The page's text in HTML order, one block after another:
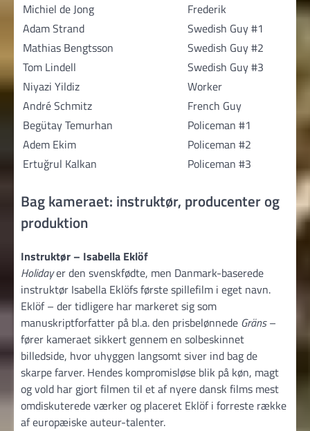
Michiel de Jong
Frederik
Adam Strand
Swedish Guy #1
Mathias Bengtsson
Swedish Guy #2
Tom Lindell
Swedish Guy #3
Niyazi Yildiz
Worker
André Schmitz
French Guy
Begütay Temurhan
Policeman #1
Adem Ekim
Policeman #2
Ertuğrul Kalkan
Policeman #3
Bag kameraet: instruktør, producenter og
produktion
Instruktør – Isabella Eklöf
Holidayer den svenskfødte, men Danmark-baserede
instruktør Isabella Eklöfs første spillefilm i eget navn.
Eklöf – der tidligere har markeret sig som
manuskriptforfatter på bl.a. den prisbelønnede Gräns–
fører kameraet sikkert gennem en solbeskinnet
billedside, hvor uhyggen langsomt siver ind bag de
skarpe farver. Hendes kompromisløse blik på køn, magt
og vold har gjort filmen til et af nyere dansk films mest
omdiskuterede værker og placeret Eklöf i forreste række
af europæiske auteur-talenter.